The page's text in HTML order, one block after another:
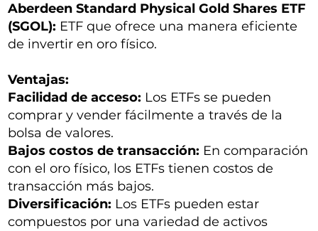
Aberdeen Standard Physical Gold Shares ETF
(SGOL): ETF que ofrece una manera eficiente
de invertir en oro físico.
Ventajas:
Facilidad de acceso: Los ETFs se pueden
comprar y vender fácilmente a través de la
bolsa de valores.
Bajos costos de transacción: En comparación
con el oro físico, los ETFs tienen costos de
transacción más bajos.
Diversificación: Los ETFs pueden estar
compuestos por una variedad de activos